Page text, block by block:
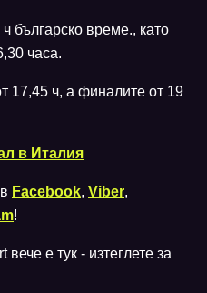
българско време., като
часа.
17,45 ч, а финалите от 19
в Италия
Facebook, Viber,
!
е тук - изтеглете за